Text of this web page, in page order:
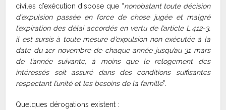
civiles d’exécution dispose que “nonobstant toute décision
d’expulsion passée en force de chose jugée et malgré
l’expiration des délai accordés en vertu de l’article L.412-3,
il est sursis à toute mesure d’expulsion non exécutée à la
date du 1er novembre de chaque année jusqu’au 31 mars
de l’année suivante, à moins que le relogement des
intéressés soit assuré dans des conditions suffisantes
respectant l’unité et les besoins de la famille”.
Quelques dérogations existent :